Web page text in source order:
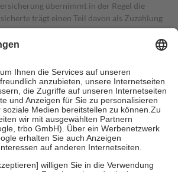
übernimmt in der Regel die
trägt einen Teil davon als Zuzahlung
Zuzahlungen in Höhe von zehn
Es sind jedoch nie mehr als die tatsächlichen
entrichten.
auch für Online-Apotheken.
Krankenpflege beträgt die
der Kosten sowie zehn Euro je
Versicherten für ihre eigene Gesundheit zu
Stellung der Familie zu unterstützen,
an bei: